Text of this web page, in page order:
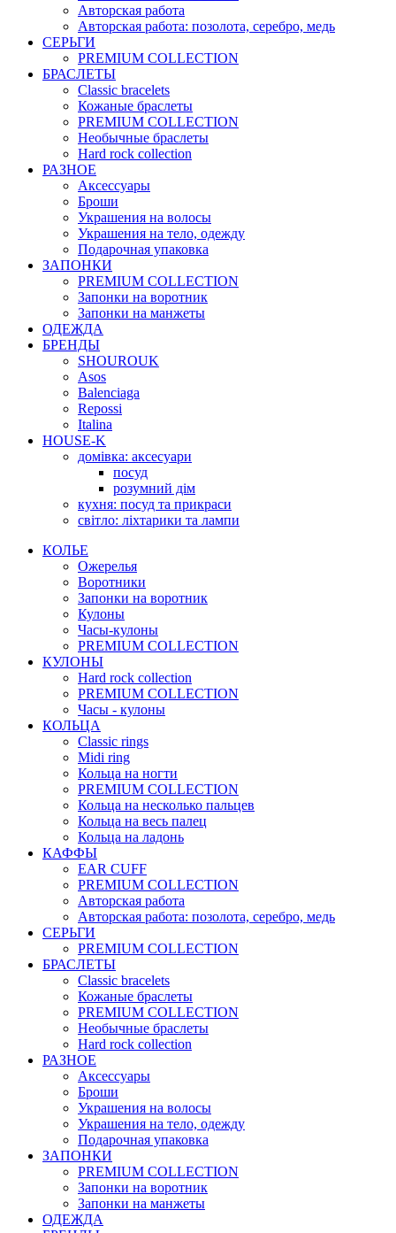
Авторская работа
Авторская работа: позолота, серебро, медь
СЕРЬГИ
PREMIUM COLLECTION
БРАСЛЕТЫ
Classic bracelets
Кожаные браслеты
PREMIUM COLLECTION
Необычные браслеты
Hard rock collection
РАЗНОЕ
Аксессуары
Броши
Украшения на волосы
Украшения на тело, одежду
Подарочная упаковка
ЗАПОНКИ
PREMIUM COLLECTION
Запонки на воротник
Запонки на манжеты
ОДЕЖДА
БРЕНДЫ
SHOUROUK
Asos
Balenciaga
Repossi
Italina
HOUSE-K
домівка: аксесуари
посуд
розумний дім
кухня: посуд та прикраси
світло: ліхтарики та лампи
КОЛЬЕ
Ожерелья
Воротники
Запонки на воротник
Кулоны
Часы-кулоны
PREMIUM COLLECTION
КУЛОНЫ
Hard rock collection
PREMIUM COLLECTION
Часы - кулоны
КОЛЬЦА
Classic rings
Midi ring
Кольца на ногти
PREMIUM COLLECTION
Кольца на несколько пальцев
Кольца на весь палец
Кольца на ладонь
КАФФЫ
EAR CUFF
PREMIUM COLLECTION
Авторская работа
Авторская работа: позолота, серебро, медь
СЕРЬГИ
PREMIUM COLLECTION
БРАСЛЕТЫ
Classic bracelets
Кожаные браслеты
PREMIUM COLLECTION
Необычные браслеты
Hard rock collection
РАЗНОЕ
Аксессуары
Броши
Украшения на волосы
Украшения на тело, одежду
Подарочная упаковка
ЗАПОНКИ
PREMIUM COLLECTION
Запонки на воротник
Запонки на манжеты
ОДЕЖДА